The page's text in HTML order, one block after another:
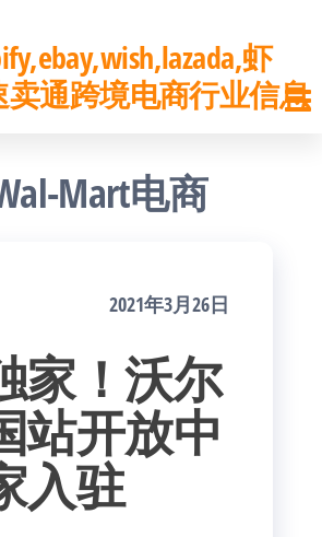
虾
卖通跨境电商行业信息
Mart电商
2021年3月26日
家！沃尔
站开放中
入驻